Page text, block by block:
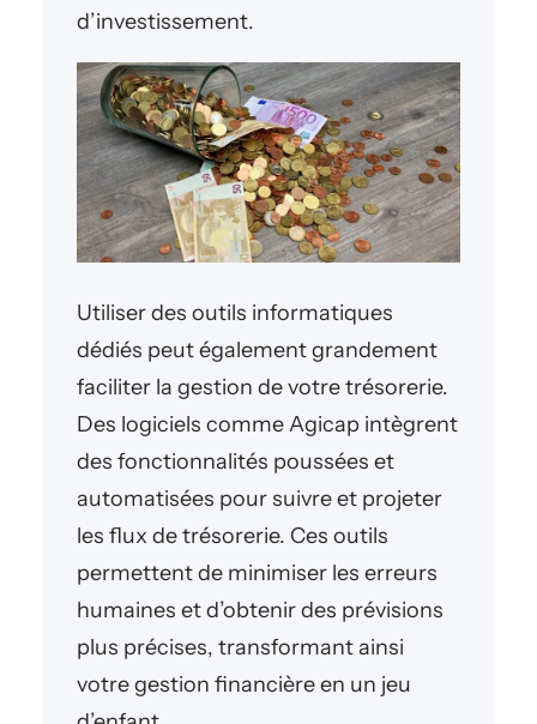
d’investissement.
Utiliser des outils informatiques
dédiés peut également grandement
faciliter la gestion de votre trésorerie.
Des logiciels comme Agicap intègrent
des fonctionnalités poussées et
automatisées pour suivre et projeter
les flux de trésorerie. Ces outils
permettent de minimiser les erreurs
humaines et d’obtenir des prévisions
plus précises, transformant ainsi
votre gestion financière en un jeu